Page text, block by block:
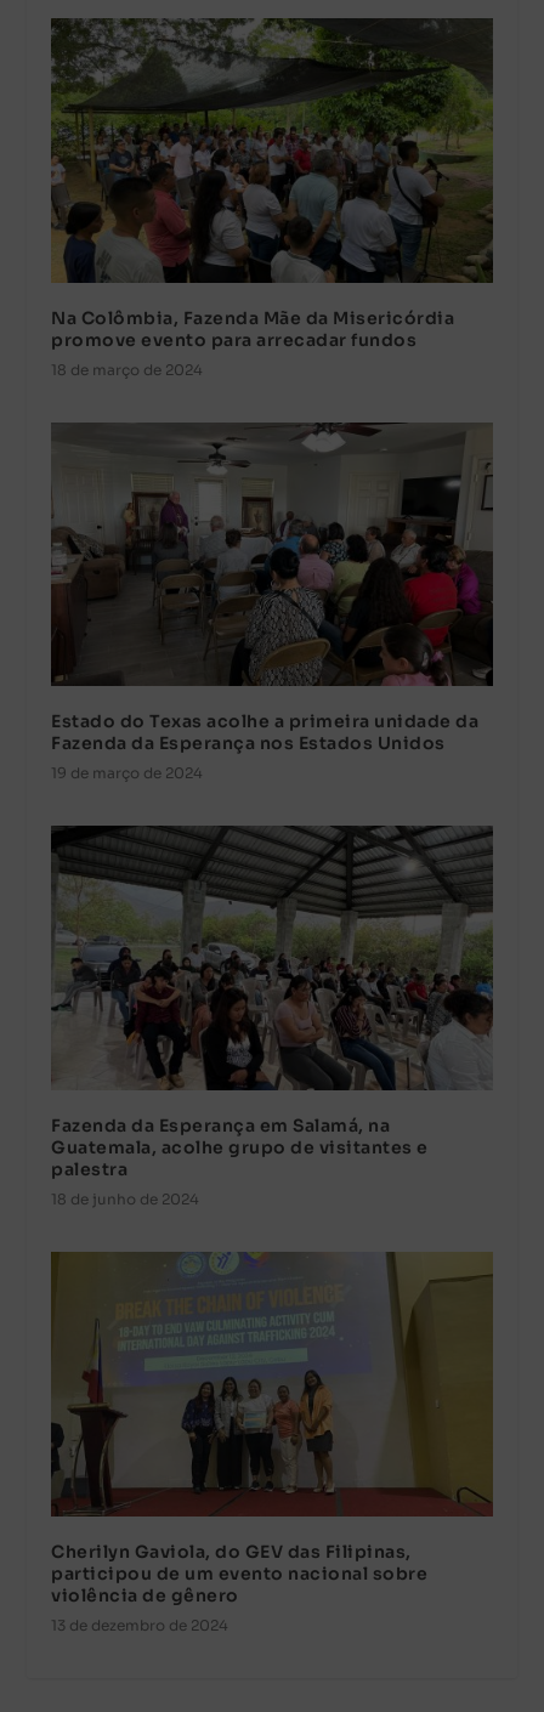
Na Colômbia, Fazenda Mãe da Misericórdia
promove evento para arrecadar fundos
18 de março de 2024
Estado do Texas acolhe a primeira unidade da
Fazenda da Esperança nos Estados Unidos
19 de março de 2024
Fazenda da Esperança em Salamá, na
Guatemala, acolhe grupo de visitantes e
palestra
18 de junho de 2024
Cherilyn Gaviola, do GEV das Filipinas,
participou de um evento nacional sobre
violência de gênero
13 de dezembro de 2024